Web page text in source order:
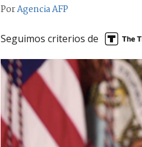
PorAgencia AFP
Seguimos criterios de